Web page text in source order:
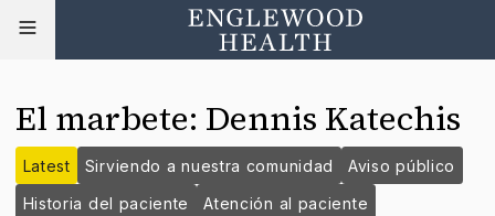
El marbete: Dennis Katechis
Latest Sirviendo a nuestra comunidad
Aviso público
Historia del paciente
Atención al paciente